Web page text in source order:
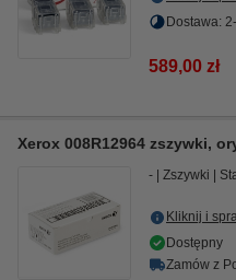
Dostawa:
589,00 zł
Xerox 008R12964 zszywki,
- Zszywki
Kliknij i
Dostępny
Zamów z